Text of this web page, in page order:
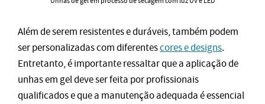
Além de serem resistentes e duráveis, também podem
ser personalizadas com diferentescores e designs.
Entretanto, é importante ressaltar que a aplicação de
unhas em gel deve ser feita por profissionais
qualificados e que a manutenção adequada é essencial